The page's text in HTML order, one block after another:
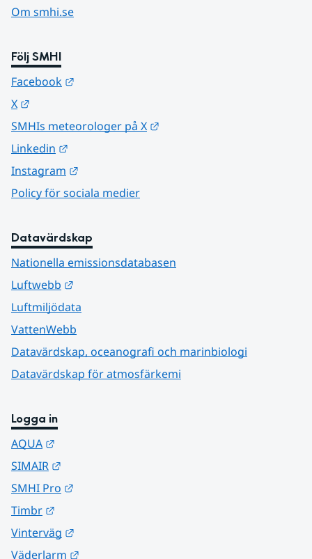
Om smhi.se
Följ SMHI
Facebook
X
SMHIs meteorologer på X
Linkedin
Instagram
Policy för sociala medier
Datavärdskap
Nationella emissionsdatabasen
Luftwebb
Luftmiljödata
VattenWebb
Datavärdskap, oceanografi och marinbiologi
Datavärdskap för atmosfärkemi
Logga in
AQUA
SIMAIR
SMHI Pro
Timbr
Vinterväg
Väderlarm